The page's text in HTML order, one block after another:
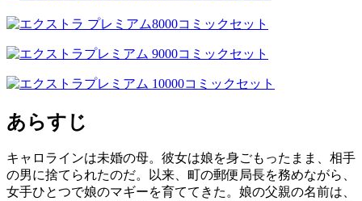
あらすじ
キャロラインは未婚の母。彼女は娘を身ごもったまま、相手
の男に捨てられたのだ。以来、町の郵便局長を務めながら、
女手ひとつで娘のマギーを育ててきた。娘の父親の名前は、